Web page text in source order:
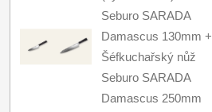
Seburo SARADA
Damascus 130mm +
Šéfkuchařský nůž
Seburo SARADA
Damascus 250mm